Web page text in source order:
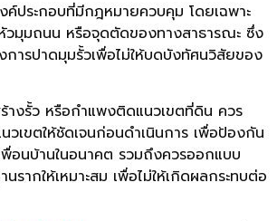
ค์ประกอบที่มีกฎหมายควบคุม โดยเฉพาะ
มุมถนน หรือจุดตัดของทางสาธารณะ ซึ่ง
การปาดมุมรั้วเพื่อไม่ให้บดบังทัศนวิสัยของ
างรั้ว หรือกำแพงติดแนวเขตที่ดิน ควร
วเขตให้ชัดเจนก่อนดำเนินการ เพื่อป้องกัน
นบ้านในอนาคต รวมถึงควรออกแบบ
นรากให้เหมาะสม เพื่อไม่ให้เกิดผลกระทบต่อ